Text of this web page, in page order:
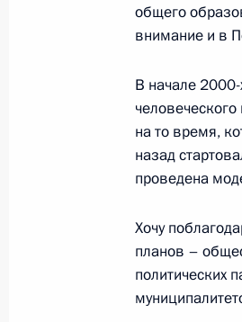
Встреча с
26 июля 2026
Разделы сайта
Президента
России
общего
внимание и в
В начале
на то время,
назад
проведена
Хочу
планов –
политических